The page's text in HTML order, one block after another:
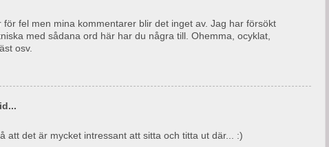
för fel men mina kommentarer blir det inget av. Jag har försökt
med sådana ord här har du några till. Ohemma, ocyklat,
osv.
att det är mycket intressant att sitta och titta ut där... :)